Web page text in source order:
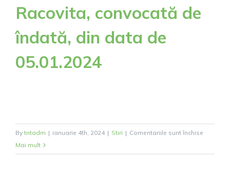
Racovita, convocată de
îndată, din data de
05.01.2024
By tntadm | ianuarie 4th, 2024 | Stiri | Comentariile sunt închise
de
Mai mult